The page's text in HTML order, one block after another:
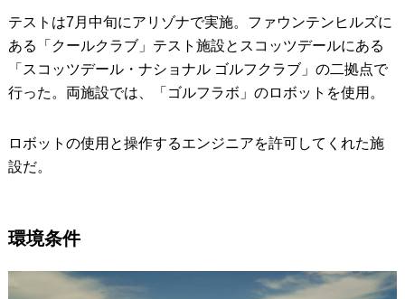
テストは7月中旬にアリゾナで実施。ファウンテンヒルズに
ある「クールクラブ」テスト施設とスコッツデールにある
「スコッツデール・ナショナル ゴルフクラブ」の二拠点で
行った。両施設では、「ゴルフラボ」のロボットを使用。
ロボットの使用と操作するエンジニアを許可してくれた施
設だ。
環境条件